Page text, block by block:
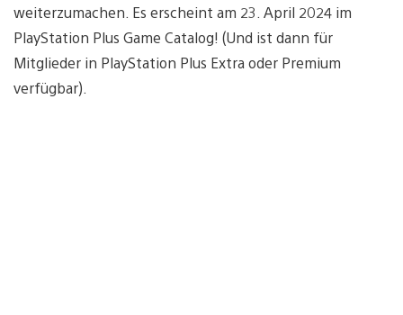
weiterzumachen. Es erscheint am 23. April 2024 im
PlayStation Plus Game Catalog! (Und ist dann für
Mitglieder in PlayStation Plus Extra oder Premium
verfügbar).